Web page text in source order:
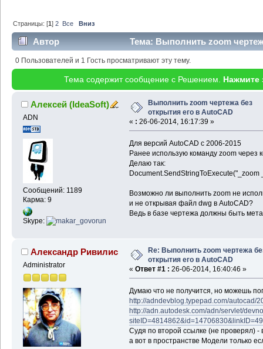
Страницы: [1]2 Все Вниз
Автор
Тема: Выполнить zoom
(Прочитано 46787 раз)
0 Пользователей и 1 Гость просматривают эту тему.
Тема содержит сообщение с Решением. Нажмите
Алексей (IdeaSoft)
ADN
Сообщений: 1189
Карма: 9
Skype:
Выполнить zoom чертежа без
открытия его в AutoCAD
« : 26-06-2014, 16:17:39 »
Для версий AutoCAD c 2006-2015
Ранее использую команду zoom через
Делаю так:
Document.SendStringToExecute("_zoom
Возможно ли выполнить zoom не
и не открывая файл dwg в AutoCAD?
Ведь в базе чертежа должны быть
Александр Ривилис
Administrator
Re: Выполнить zoom чертежа
открытия его в AutoCAD
« Ответ #1 : 26-06-2014, 16:40:46 »
Думаю что не получится, но можешь
http://adndevblog.typepad.com/autocad/
http://adn.autodesk.com/adn/servlet/
Судя по второй ссылке (не проверял) -
а вот в пространстве Модели только